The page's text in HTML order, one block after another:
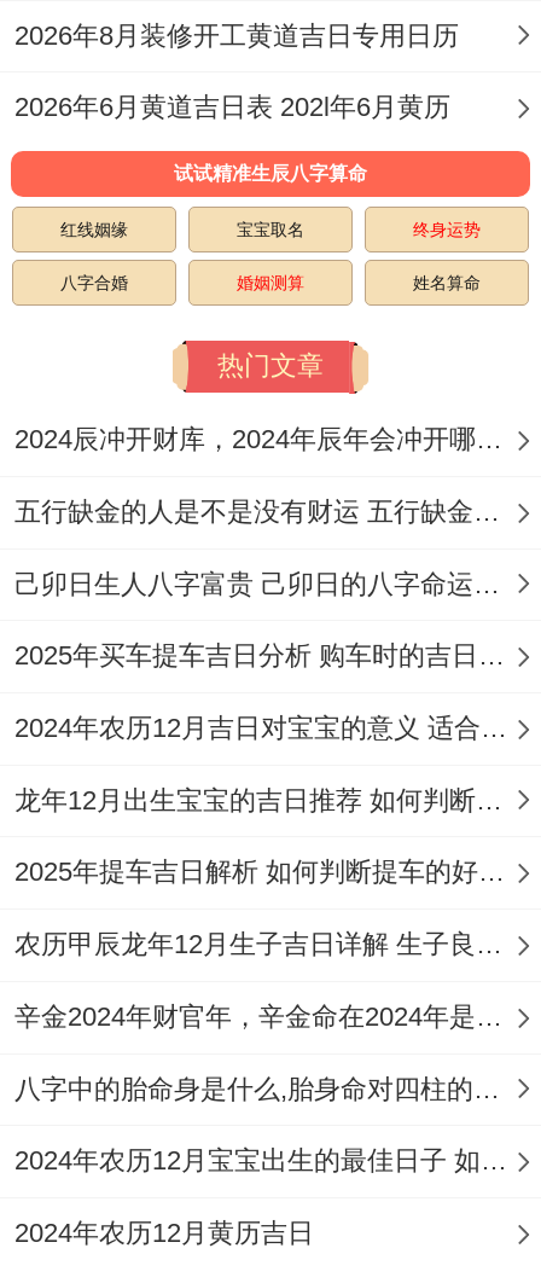
（宜悬挂九鱼图）、喜神：西北（利于商务
谈判）- 吉时:申时（15-17时）完成当日结
账
✦ 公历：11月24日星期一，农历:乙巳火年
十月大 初五日。
天干地支:丁亥土月丁酉火日~【宜】年货备
【忌】大额投资、人事变动、远行求医
~【冲】鸡日冲（辛卯）兔 | 岁破方位：东
效匹配:冷链商品采购、仓储扩容
✓ 附加吉兆:安防为你升级、收银台移位- ✗
宫（宜铺设红色地毯）
喜神:正东（利于新品品鉴），吉时:酉时
忌原则。
这事儿说来话长 - ■ 忌生肖相冲合作:选择吉
马者签订合同。此日地支子午相冲易引发契
约纠纷~从现实考量说不定波同合作默契度
2026年8月装修开工黄道吉日专用日历
2026年6月黄道吉日表 202l年6月黄历
试试精准生辰八字算命
红线姻缘 宝宝取名 终身运势
八字合婚 婚姻测算 姓名算命
热门文章
2024辰冲开财库，2024年辰年会冲开哪些人的财库
五行缺金的人是不是没有财运 五行缺金的人命运好不好
己卯日生人八字富贵 己卯日的八字命运如何
2025年买车提车吉日分析 购车时的吉日与禁忌
2024年农历12月吉日对宝宝的意义 适合龙年宝宝出生的日子有哪些
龙年12月出生宝宝的吉日推荐 如何判断吉日是否适合宝宝
2025年提车吉日解析 如何判断提车的好日子
农历甲辰龙年12月生子吉日详解 生子良辰的影响因素
辛金2024年财官年，辛金命在2024年是财官年还是财印年
八字中的胎命身是什么,胎身命对四柱的影响
2024年农历12月宝宝出生的最佳日子 如何挑选适合的吉日
2024年农历12月黄历吉日